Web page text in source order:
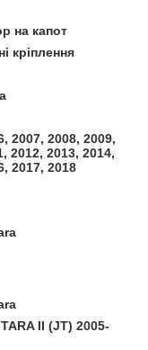
на капот
кріплення
2007, 2008, 2009,
2012, 2013, 2014,
2017, 2018
II (JT) 2005-